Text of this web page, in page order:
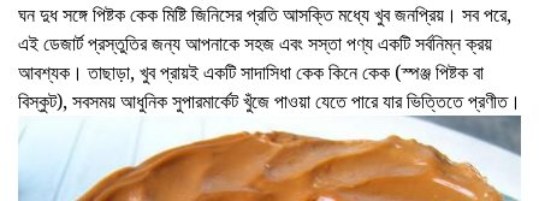
ঘন দুধ সঙ্গে পিষ্টক কেক মিষ্টি জিনিসের প্রতি আসক্তি মধ্যে খুব জনপ্রিয়। সব পরে,
এই ডেজার্ট প্রস্তুতির জন্য আপনাকে সহজ এবং সস্তা পণ্য একটি সর্বনিম্ন ক্রয়
আবশ্যক। তাছাড়া, খুব প্রায়ই একটি সাদাসিধা কেক কিনে কেক (স্পঞ্জ পিষ্টক বা
বিস্কুট), সবসময় আধুনিক সুপারমার্কেট খুঁজে পাওয়া যেতে পারে যার ভিত্তিতে প্রণীত।